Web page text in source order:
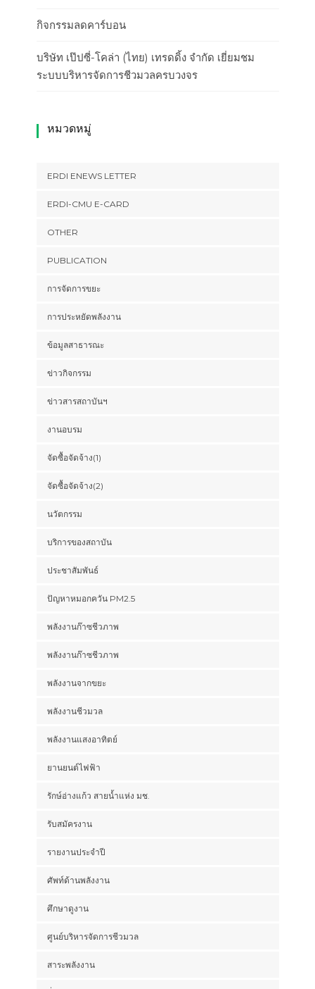
กิจกรรมลดคาร์บอน
บริษัท เป๊ปซี่-โคล่า (ไทย) เทรดดิ้ง จำกัด เยี่ยมชม
ระบบบริหารจัดการชีวมวลครบวงจร
หมวดหมู่
ERDI ENEWS LETTER
ERDI-CMU E-CARD
OTHER
PUBLICATION
การจัดการขยะ
การประหยัดพลังงาน
ข้อมูลสาธารณะ
ข่าวกิจกรรม
ข่าวสารสถาบันฯ
งานอบรม
จัดซื้อจัดจ้าง(1)
จัดซื้อจัดจ้าง(2)
นวัตกรรม
บริการของสถาบัน
ประชาสัมพันธ์
ปัญหาหมอกควัน PM2.5
พลังงานก๊าซชีวภาพ
พลังงานก๊าซชีวภาพ
พลังงานจากขยะ
พลังงานชีวมวล
พลังงานแสงอาทิตย์
ยานยนต์ไฟฟ้า
รักษ์อ่างแก้ว สายน้ำแห่ง มช.
รับสมัครงาน
รายงานประจำปี
ศัพท์ด้านพลังงาน
ศึกษาดูงาน
ศูนย์บริหารจัดการชีวมวล
สาระพลังงาน